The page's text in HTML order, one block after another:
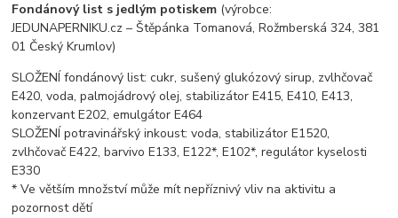
Fondánový list s jedlým potiskem (výrobce:
JEDUNAPERNIKU.cz – Štěpánka Tomanová, Rožmberská 324, 381
01 Český Krumlov)
SLOŽENÍ fondánový list: cukr, sušený glukózový sirup, zvlhčovač
E420, voda, palmojádrový olej, stabilizátor E415, E410, E413,
konzervant E202, emulgátor E464
SLOŽENÍ potravinářský inkoust: voda, stabilizátor E1520,
zvlhčovač E422, barvivo E133, E122*, E102*, regulátor kyselosti
E330
* Ve větším množství může mít nepříznivý vliv na aktivitu a
pozornost dětí